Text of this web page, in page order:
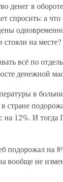
денег в
спросить: а
на месте?
всё по
денежной
в
стране
12%. И тогда
подорожал на
вообще не